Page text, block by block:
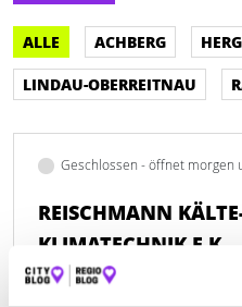
ALLE ACHBERG
LINDAU-OBERREITNAU
Geschlossen - öffnet morgen
REISCHMANN
KLIMATECHNIK E.K.
Paradiesweg 1 |